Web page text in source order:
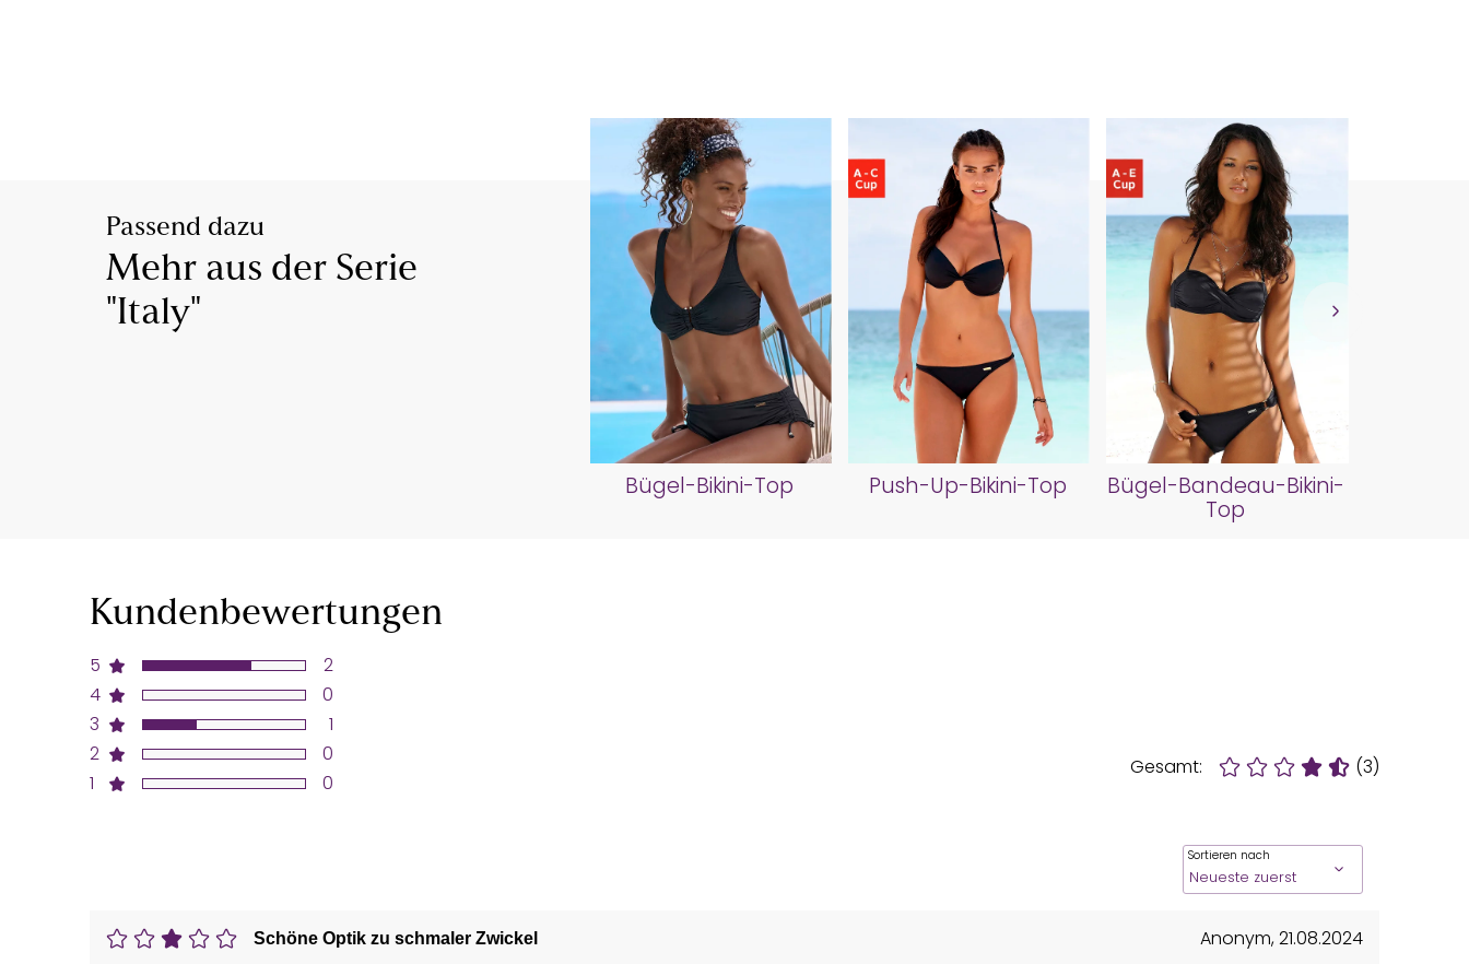
Passend dazu
Mehr aus der Serie
"Italy"
Bügel-Bikini-Top Push-Up-Bikini-Top
Bügel-Bandeau-Bikini-
Top
Kundenbewertungen
5
4
3
2
1
2
0
1
0
0
Gesamt: (3)
Sortieren nach
Schöne Optik zu schmaler Zwickel Anonym,21.08.2024